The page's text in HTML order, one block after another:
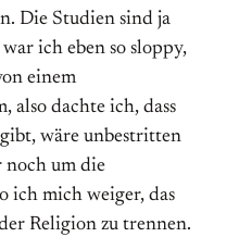
Die Studien sind ja
ich eben so sloppy,
einem
also dachte ich, dass
wäre unbestritten
noch um die
ich mich weiger, das
Religion zu trennen.